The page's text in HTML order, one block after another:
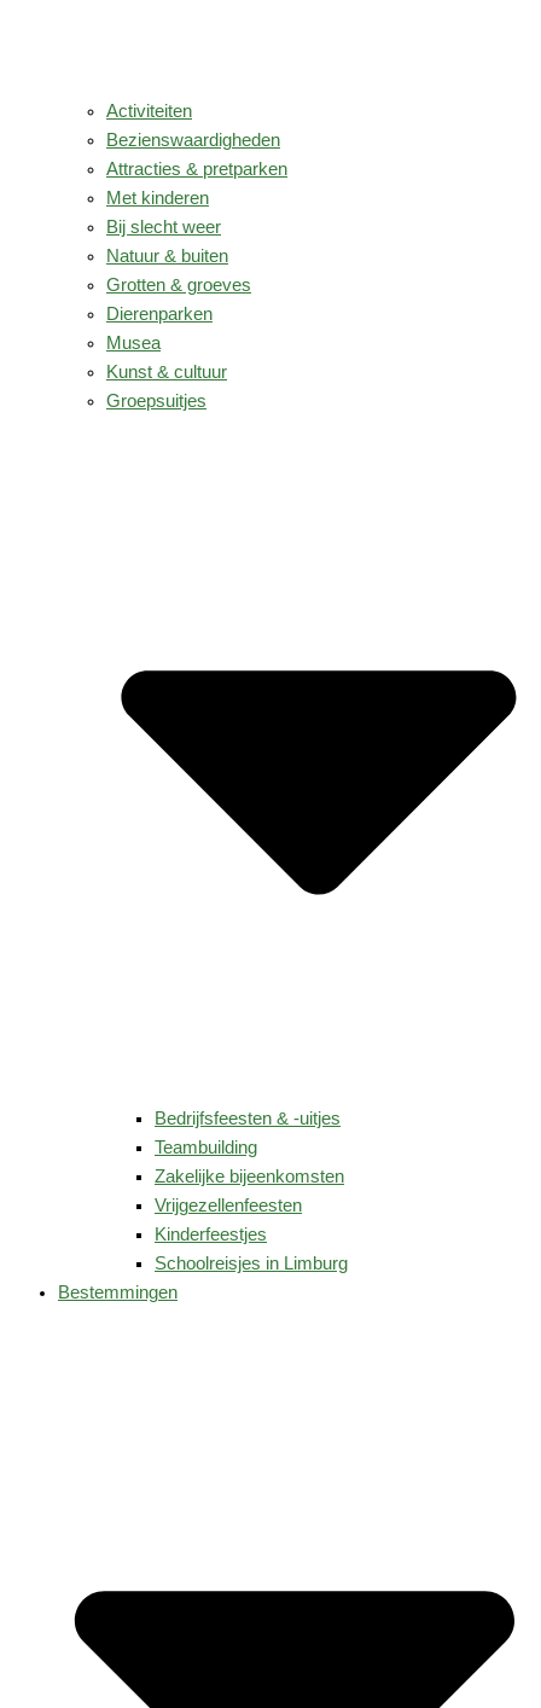
Activiteiten
Bezienswaardigheden
Attracties & pretparken
Met kinderen
Bij slecht weer
Natuur & buiten
Grotten & groeves
Dierenparken
Musea
Kunst & cultuur
Groepsuitjes
Bedrijfsfeesten & -uitjes
Teambuilding
Zakelijke bijeenkomsten
Vrijgezellenfeesten
Kinderfeestjes
Schoolreisjes in Limburg
Bestemmingen